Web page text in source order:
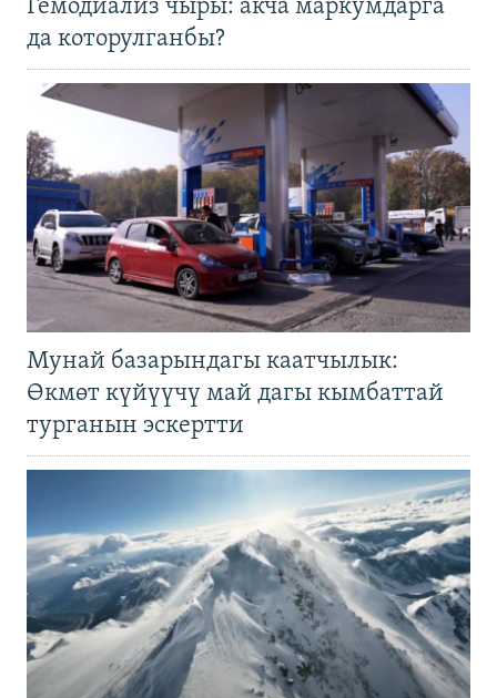
Гемодиализ чыры: акча маркумдарга
да которулганбы?
Мунай базарындагы каатчылык:
Өкмөт күйүүчү май дагы кымбаттай
турганын эскертти